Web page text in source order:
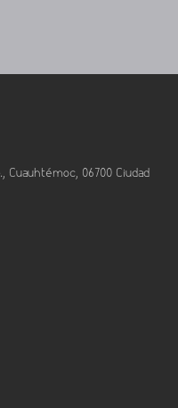
Cuauhtémoc, 06700 Ciudad